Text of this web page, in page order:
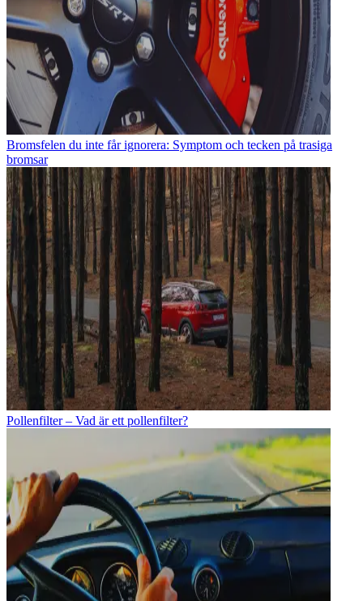
Bromsfelen du inte får ignorera: Symptom och tecken på trasiga
bromsar
Pollenfilter – Vad är ett pollenfilter?